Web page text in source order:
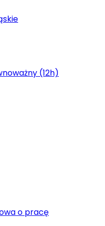
(12h)
o pracę